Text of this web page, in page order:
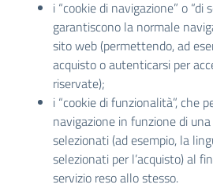
i “cookie di navigazione” o “di
garantiscono la normale
sito web (permettendo, ad
acquisto o autenticarsi per
riservate);
i “cookie di funzionalità”, che
navigazione in funzione di
selezionati (ad esempio, la
selezionati per l’acquisto) al
servizio reso allo stesso.